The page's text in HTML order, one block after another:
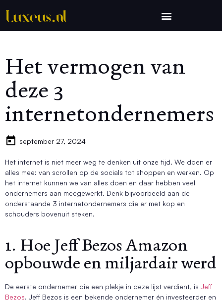
Het vermogen van
deze 3
internetondernemers
september 27, 2024
Het internet is niet meer weg te denken uit onze tijd. We doen er
alles mee: van scrollen op de socials tot shoppen en werken. Op
het internet kunnen we van alles doen en daar hebben veel
ondernemers aan meegewerkt. Denk bijvoorbeeld aan de
onderstaande 3 internetondernemers die er met kop en
schouders bovenuit steken.
1. Hoe Jeff Bezos Amazon
opbouwde en miljardair werd
De eerste ondernemer die een plekje in deze lijst verdient, is Jeff
Bezos. Jeff Bezos is een bekende ondernemer én investeerder en